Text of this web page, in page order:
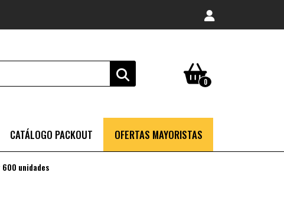
0
CATÁLOGO PACKOUT OFERTAS MAYORISTAS
600 unidades